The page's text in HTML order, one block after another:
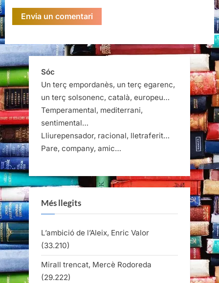
Sóc
Un terç empordanès, un terç egarenc,
un terç solsonenc, català, europeu…
Temperamental, mediterrani,
sentimental…
Lliurepensador, racional, lletraferit…
Pare, company, amic…
Més llegits
L’ambició de l’Aleix, Enric Valor
(33.210)
Mirall trencat, Mercè Rodoreda
(29.222)